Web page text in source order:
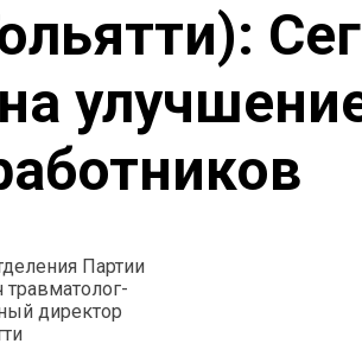
Партии
травматолог-
директор